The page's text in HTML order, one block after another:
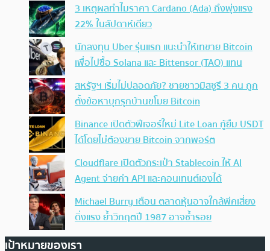
3 เหตุผลทำไมราคา Cardano (Ada) ถึงพุ่งแรง
22% ในสัปดาห์เดียว
นักลงทุน Uber รุ่นแรก แนะนำให้เทขาย Bitcoin
เพื่อไปซื้อ Solana และ Bittensor (TAO) แทน
สหรัฐฯ เริ่มไม่ปลอดภัย? ชายชาวมิสซูรี 3 คน ถูก
ตั้งข้อหาบุกรุกบ้านขโมย Bitcoin
Binance เปิดตัวฟีเจอร์ใหม่ Lite Loan กู้ยืม USDT
ได้โดยไม่ต้องขาย Bitcoin จากพอร์ต
Cloudflare เปิดตัวกระเป๋า Stablecoin ให้ AI
Agent จ่ายค่า API และคอนเทนต์เองได้
Michael Burry เตือน ตลาดหุ้นอาจใกล้พีคเสี่ยง
ดิ่งแรง ย้ำวิกฤตปี 1987 อาจซ้ำรอย
เป้าหมายของเรา